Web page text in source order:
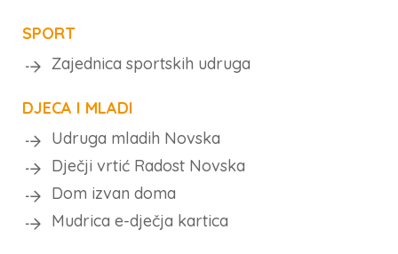
SPORT
Zajednica sportskih udruga
DJECA I MLADI
Udruga mladih Novska
Dječji vrtić Radost Novska
Dom izvan doma
Mudrica e-dječja kartica